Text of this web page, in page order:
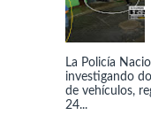
La Policía
investigando
de vehículos,
24...